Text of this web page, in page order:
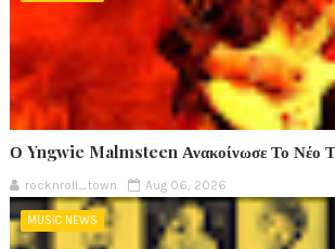
Ο Yngwie Malmsteen Ανακοίνωσε Το Νέο
rocknroll_town Aug 06, 2026
MUSIC NEWS